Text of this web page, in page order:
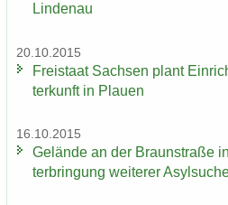
Lindenau
20.10.2015
Frei­staat Sach­sen plant
ter­kunft in Plau­en
16.10.2015
Ge­län­de an der Braun­stra­ße
ter­brin­gung wei­te­rer